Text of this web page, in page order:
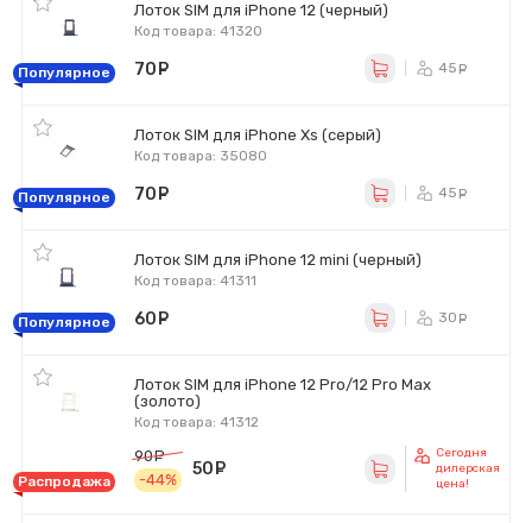
Лоток SIM для iPhone 12 (черный)
Код товара: 41320
Популярное 70 45
Лоток SIM для iPhone Xs (серый)
Код товара: 35080
Популярное 70 45
Лоток SIM для iPhone 12 mini (черный)
Код товара: 41311
Популярное 60 30
Лоток SIM для iPhone 12 Pro/12 Pro Max
(золото)
Код товара: 41312
Распродажа
90
руб.
-44%
50
Сегодня
дилерская
цена!